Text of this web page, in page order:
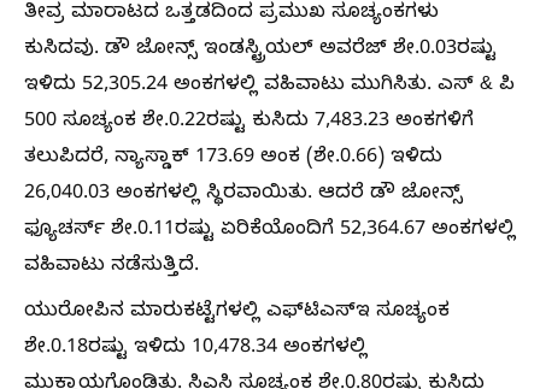
ತೀವ್ರ ಮಾರಾಟದ ಒತ್ತಡದಿಂದ ಪ್ರಮುಖ ಸೂಚ್ಯಂಕಗಳು
ಕುಸಿದವು. ಡೌ ಜೋನ್ಸ್ ಇಂಡಸ್ಟ್ರಿಯಲ್ ಅವರೆಜ್ ಶೇ.0.03ರಷ್ಟು
ಇಳಿದು 52,305.24 ಅಂಕಗಳಲ್ಲಿ ವಹಿವಾಟು ಮುಗಿಸಿತು. ಎಸ್ & ಪಿ
500 ಸೂಚ್ಯಂಕ ಶೇ.0.22ರಷ್ಟು ಕುಸಿದು 7,483.23 ಅಂಕಗಳಿಗೆ
ತಲುಪಿದರೆ, ನ್ಯಾಸ್ಡಾಕ್ 173.69 ಅಂಕ (ಶೇ.0.66) ಇಳಿದು
26,040.03 ಅಂಕಗಳಲ್ಲಿ ಸ್ಥಿರವಾಯಿತು. ಆದರೆ ಡೌ ಜೋನ್ಸ್
ಫ್ಯೂಚರ್ಸ್ ಶೇ.0.11ರಷ್ಟು ಏರಿಕೆಯೊಂದಿಗೆ 52,364.67 ಅಂಕಗಳಲ್ಲಿ
ವಹಿವಾಟು ನಡೆಸುತ್ತಿದೆ.
ಯುರೋಪಿನ ಮಾರುಕಟ್ಟೆಗಳಲ್ಲಿ ಎಫ್‌ಟಿಎಸ್‌ಇ ಸೂಚ್ಯಂಕ
ಶೇ.0.18ರಷ್ಟು ಇಳಿದು 10,478.34 ಅಂಕಗಳಲ್ಲಿ